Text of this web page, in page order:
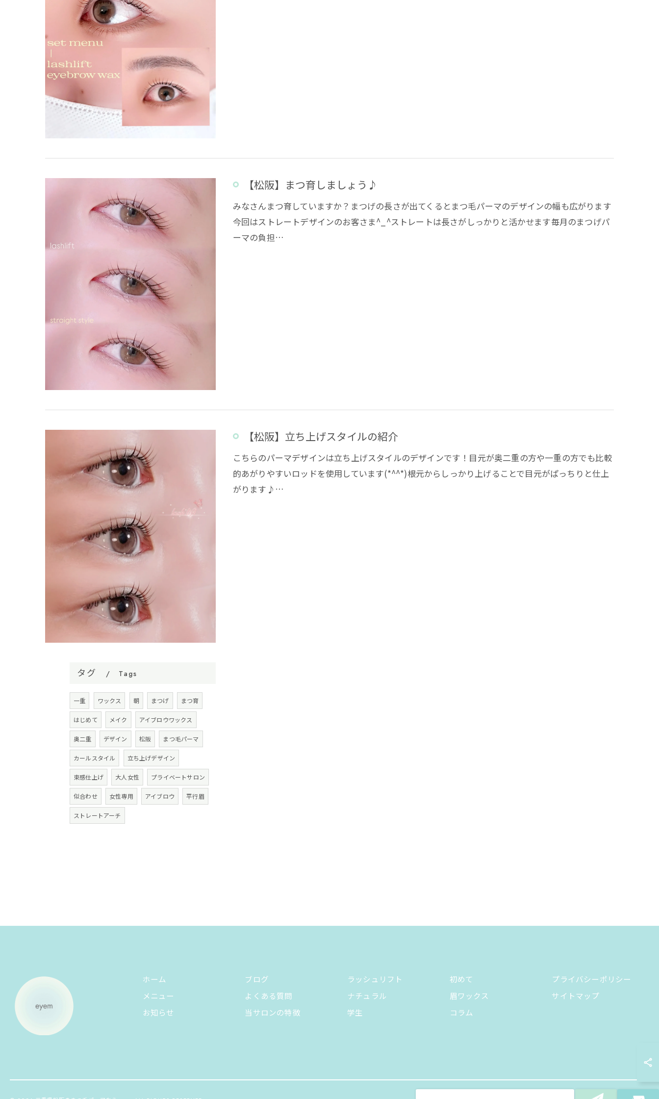
【松阪】まつ育しましょう♪
みなさんまつ育していますか？まつげの長さが出てくるとまつ毛パーマのデザインの幅も広がります
今回はストレートデザインのお客さま^_^ストレートは長さがしっかりと活かせます毎月のまつげパ
ーマの負担…
【松阪】立ち上げスタイルの紹介
こちらのパーマデザインは立ち上げスタイルのデザインです！目元が奥二重の方や一重の方でも比較
的あがりやすいロッドを使用しています(*^^*)根元からしっかり上げることで目元がぱっちりと仕上
がります♪…
タグ Tags
一重 ワックス 朝 まつげ まつ育
はじめて メイク アイブロウワックス
奥二重 デザイン 松阪 まつ毛パーマ
カールスタイル 立ち上げデザイン
束感仕上げ 大人女性 プライベートサロン
似合わせ 女性専用 アイブロウ 平行眉
ストレートアーチ
ホーム
メニュー
お知らせ
ブログ
よくある質問
当サロンの特徴
ラッシュリフト
ナチュラル
学生
初めて
眉ワックス
コラム
プライバシーポリシー
サイトマップ
お問い合わせ・ご相談はこちら